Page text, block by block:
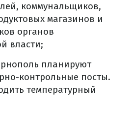
коммунальщиков,
магазинов и
органов
власти;
планируют
контрольные посты.
температурный